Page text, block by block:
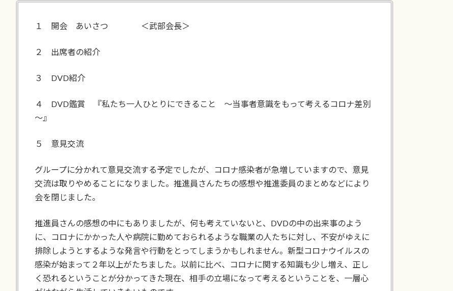
１ 開会 あいさつ ＜武部会長＞
２ 出席者の紹介
３ DVD紹介
４ DVD鑑賞 『私たち一人ひとりにできること ～当事者意識をもって考えるコロナ差別
～』
５ 意見交流
グループに分かれて意見交流する予定でしたが、コロナ感染者が急増していますので、意見
交流は取りやめることになりました。推進員さんたちの感想や推進委員のまとめなどにより
会を閉じました。
推進員さんの感想の中にもありましたが、何も考えていないと、DVDの中の出来事のよう
に、コロナにかかった人や病院に勤めておられるような職業の人たちに対し、不安がゆえに
排除しようとするような発言や行動をとってしまうかもしれません。新型コロナウイルスの
感染が始まって２年以上がたちました。以前に比べ、コロナに関する知識も少し増え、正し
く恐れるということが分かってきた現在、相手の立場になって考えるということを、一層心